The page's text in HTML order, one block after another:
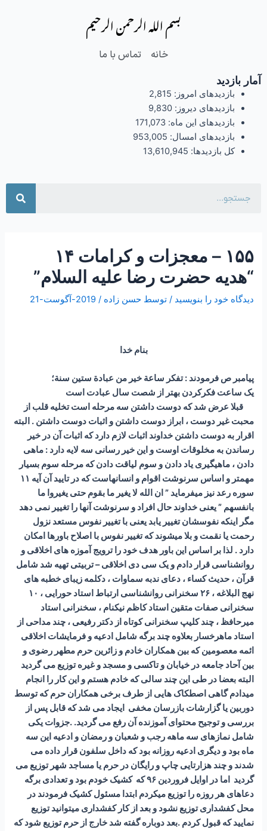
بسم الله الرحمن الرحیم
خانه تماس با ما
آمار بازدید
بازدیدهای امروز: 2,815
بازدیدهای دیروز: 9,830
بازدیدهای این ماه: 171,073
بازدیدهای امسال: 953,005
کل بازدیدها: 13,610,945
۱۵۵ – معجزات و کرامات ۱۴
“هدیه حضرت رضا علیه السلام”
دیدگاه‌ خود را بنویسید / توسطحسن زاده/2019-آگوست-21
بنام خدا
پیامبر ص فرمودند : تفكر ساعة خير من عبادة ستين سنة؛
یک ساعت فکرکردن بهتر از شصت سال عبادت است
قبلا عرض شد که دوست داشتن سه مرحله است تخلیه قلب از
محبت غیر دوست ، ابراز دوست داشتن و اثبات دوست داشتن . البته
اقرار به دوست داشتن خداوند اثبات لازم دارد که اثبات آن در خیر
رساندن به مخلوقات اوست و این خیر رسانی سه لایه دارد : ماهی
دادن ، ماهیگیری یاد دادن و سوم لیاقت دادن که مرحله سوم بسیار
مهمتر و اساس سرنوشت اقوام و انسانهاست که در تایید آن آیه ۱۱
سوره رعد نیز میفرماید ” ان الله لا یغیر ما بقوم حتی یغیروا ما
بانفسهم ” یعنی خداوند حال افراد و سرنوشت آنها را تغییر نمی دهد
مگر اینکه نفوسشان تغییر یابد یعنی با تغییر نفوس مستعد نزول
رحمت یا نقمت و بلا میشوند که تغییر نفوس با اصلاح باورها امکان
دارد . لذا بر اساس این باور هدف خود را ترویج آموزه های اخلاقی و
روانشناسی قرار دادم و یک سی دی اخلاقی – تربیتی تهیه شد شامل
قرآن ، حدیث کساء ، دعای ندبه سماوات ، دکلمه زیبای خطبه های
نهج البلاغه ، ۲۶ سخنرانی روانشناسی ارتباط استاد حورایی ، ۱۰
سخنرانی صفات متقین استاد کاظم نیکنام ، سخنرانی استاد
میرحافظ ، چند کلیپ سخنرانی کوتاه از دکتر رفیعی ، چند مداحی از
استاد ماهرخسار بعلاوه چند برگه شامل ادعیه و فرمایشات اخلاقی
ائمه معصومین که بین همکاران خادم و زائرین حرم مطهر رضوی و
بین آحاد جامعه در خیابان و تاکسی و مسجد و غیره توزیع می گردید
البته بعضا در طی این چند سالی که خادم هستم و این کار را انجام
میدادم گاهی اصطکاک هایی از طرف برخی همکاران حرم که توسط
دوربین یا گزارشات بازرسان مخفی ایجاد می شد که قابل پس از
بررسی و توجیح محتوای آموزنده آن رفع می گردید. .جزوات یکی
شامل نمازهای سه ماهه رجب و شعبان و رمضان و ادعیه این سه
ماه بود و دیگری ادعیه روزانه بود که داخل سلفون قرار داده می
شدند و چند هزارتایی چاپ و رایگان در حرم یا مساجد شهر توزیع می
گردید اما در اوایل فروردین ۹۶ که کشیک خودم بود و تعدادی برگه
دعاهای هر روزه را توزیع میکردم ابتدا مسئول کشیک فرمودند در
محل کفشداری توزیع نشود و بعد از کار کفشداری میتوانید توزیع
نمایید که قبول کردم .بعد دوباره گفته شد خارج از حرم توزیع شود که